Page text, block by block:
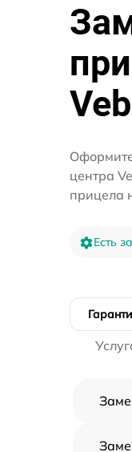
центра
прицела
Есть